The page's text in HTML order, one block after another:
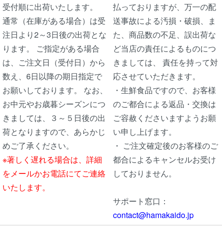
受付順に出荷いたします。
通常（在庫がある場合）は受
注日より2～3日後の出荷とな
ります。 ご指定がある場合
は、ご注文日（受付日）から
数え、6日以降の期日指定で
お願いしております。 なお、
お中元やお歳暮シーズンにつ
きましては、３～５日後の出
荷となりますので、あらかじ
めご了承ください。
※著しく遅れる場合は、詳細
をメールかお電話にてご連絡
いたします。
払っておりますが、万一の配
送事故による汚損・破損、ま
た、商品数の不足、誤出荷な
ど当店の責任によるものにつ
きましては、 責任を持って対
応させていただきます。
・生鮮食品ですので、お客様
のご都合による返品・交換は
ご容赦くださいますようお願
い申し上げます。
・ ご注文確定後のお客様のご
都合によるキャンセルお受け
しておりません。
サポート窓口：
contact@hamakaido.jp